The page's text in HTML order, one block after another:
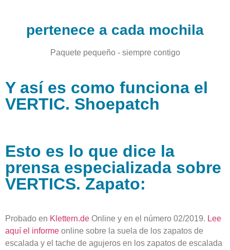
pertenece a cada mochila
Paquete pequeño - siempre contigo
Y así es como funciona el
VERTIC. Shoepatch
Esto es lo que dice la
prensa especializada sobre
VERTICS. Zapato:
Probado en Klettern.de Online y en el número 02/2019. Lee
aquí el informe online sobre la suela de los zapatos de
escalada y el tache de agujeros en los zapatos de escalada